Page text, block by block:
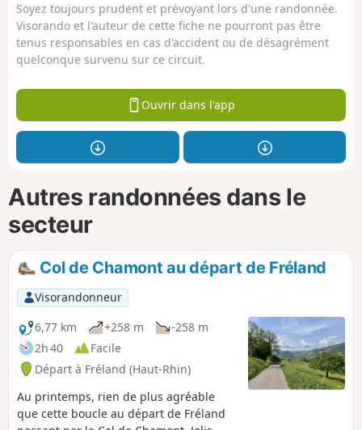
Soyez toujours prudent et prévoyant lors d'une randonnée.
Visorando et l'auteur de cette fiche ne pourront pas être
tenus responsables en cas d'accident ou de désagrément
quelconque survenu sur ce circuit.
Ouvrir dans l'app
Autres randonnées dans le
secteur
Col de Chamont au départ de Fréland
Visorandonneur
6,77 km
+258 m
-258 m
2h 40
Facile
Départ à Fréland (Haut-Rhin)
Au printemps, rien de plus agréable
que cette boucle au départ de Fréland